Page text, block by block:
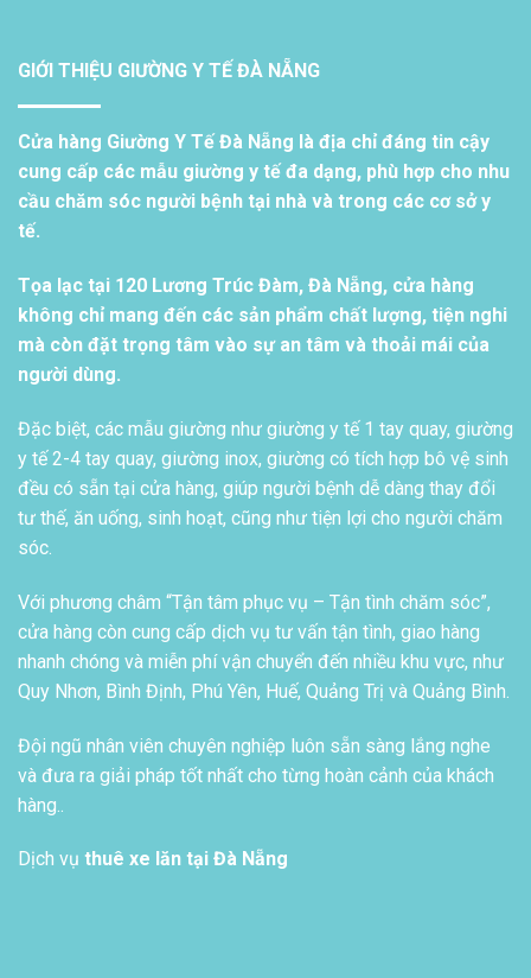
GIỚI THIỆU GIƯỜNG Y TẾ ĐÀ NẴNG
Cửa hàng Giường Y Tế Đà Nẵng là địa chỉ đáng tin cậy
cung cấp các mẫu giường y tế đa dạng, phù hợp cho nhu
cầu chăm sóc người bệnh tại nhà và trong các cơ sở y
tế.
Tọa lạc tại 120 Lương Trúc Đàm, Đà Nẵng, cửa hàng
không chỉ mang đến các sản phẩm chất lượng, tiện nghi
mà còn đặt trọng tâm vào sự an tâm và thoải mái của
người dùng.
Đặc biệt, các mẫu giường như giường y tế 1 tay quay, giường
y tế 2-4 tay quay, giường inox, giường có tích hợp bô vệ sinh
đều có sẵn tại cửa hàng, giúp người bệnh dễ dàng thay đổi
tư thế, ăn uống, sinh hoạt, cũng như tiện lợi cho người chăm
sóc.
Với phương châm “Tận tâm phục vụ – Tận tình chăm sóc”,
cửa hàng còn cung cấp dịch vụ tư vấn tận tình, giao hàng
nhanh chóng và miễn phí vận chuyển đến nhiều khu vực, như
Quy Nhơn, Bình Định, Phú Yên, Huế, Quảng Trị và Quảng Bình.
Đội ngũ nhân viên chuyên nghiệp luôn sẵn sàng lắng nghe
và đưa ra giải pháp tốt nhất cho từng hoàn cảnh của khách
hàng..
Dịch vụ thuê xe lăn tại Đà Nẵng